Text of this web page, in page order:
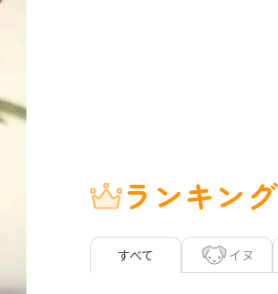
ランキング
すべて イヌ